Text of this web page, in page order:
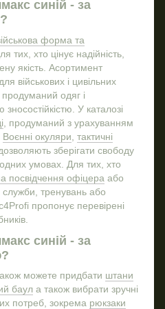
синій - за
форма та
тих, хто цінує надійність,
якість. Асортимент
військових і цивільних
продуманий одяг і
У каталозі
, продуманий з урахуванням
Воєнні окуляри тактичні
зберігати свободу
умовах. Для тих, хто
посвідчення офіцера або
служби, тренувань або
пропонує перевірені
синій - за
можете придбати штани
баул а також вибрати зручні
потреб, зокрема рюкзаки